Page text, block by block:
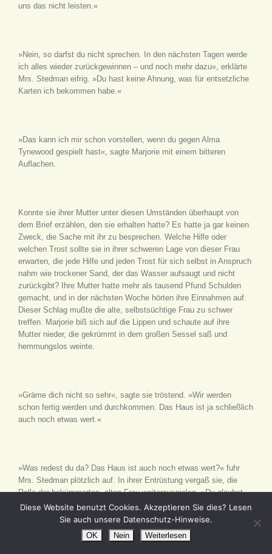
uns das nicht leisten.«
»Nein, so darfst du nicht sprechen. In den nächsten Tagen werde
ich alles wieder zurückgewinnen – und noch mehr dazu«, erklärte
Mrs. Stedman eifrig. »Du hast keine Ahnung, was für entsetzliche
Karten ich bekommen habe.«
»Das kann ich mir schon vorstellen, wenn du gegen Alma
Tynewood gespielt hast«, sagte Marjorie mit einem bitteren
Auflachen.
Konnte sie ihrer Mutter unter diesen Umständen überhaupt von
dem Brief erzählen, den sie erhalten hatte? Es hatte ja gar keinen
Zweck, die Sache mit ihr zu besprechen. Welche Hilfe oder
welchen Trost sollte sie in ihrer schweren Lage von dieser Frau
erwarten, die jede Hilfe und jeden Trost für sich selbst in Anspruch
nahm wie trockener Sand, der das Wasser aufsaugt und nicht
zurückgibt? Ihre Mutter hatte mehr als tausend Pfund Schulden
gemacht, und in der nächsten Woche hörten ihre Einnahmen auf.
Dieser Schlag mußte die alte, selbstsüchtige Frau zu schwer
treffen. Marjorie biß sich auf die Lippen und schaute auf ihre
Mutter nieder, die gekrümmt in dem großen Sessel saß und
hemmungslos weinte.
»Gräme dich nicht so sehr«, sagte sie tröstend. »Wir werden
schon fertig werden und durchkommen. Das Haus ist ja schließlich
auch noch etwas wert.«
»Was redest du da? Das Haus ist auch noch etwas wert?« fuhr
Mrs. Stedman plötzlich auf. In ihrer Entrüstung vergaß sie, die
Rolle der bekümmerten, alten Frau weiterzuspielen. »Du glaubst
doch nicht etwa, daß wir das Haus verkaufen oder eine Hypothek
aufnehmen sollten? – Außerdem habe ich bereits mehrere
Hypotheken darauf genommen«, fügte sie halb trotzig hinzu.
Diese Website benutzt Cookies. Akzeptieren Sie dies? Lesen
Sie auch unsere Datenschutz-Hinweise.
OK Nein Weiterlesen